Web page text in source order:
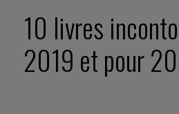
10 livres
2019 et pour